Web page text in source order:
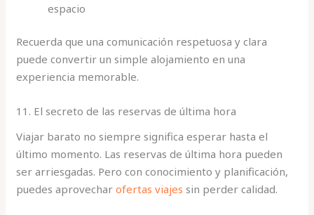
espacio
Recuerda que una comunicación respetuosa y clara
puede convertir un simple alojamiento en una
experiencia memorable.
11. El secreto de las reservas de última hora
Viajar barato no siempre significa esperar hasta el
último momento. Las reservas de última hora pueden
ser arriesgadas. Pero con conocimiento y planificación,
puedes aprovecharofertas viajes sin perder calidad.